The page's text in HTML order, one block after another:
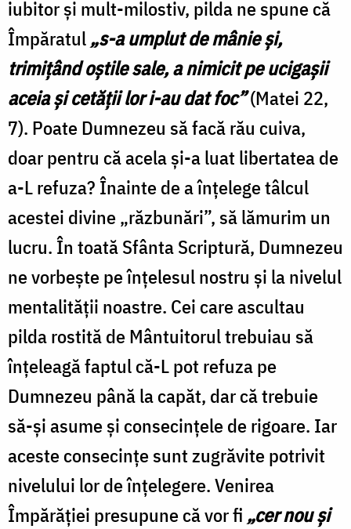
iubitor şi mult-milostiv, pilda ne spune că
Împăratul„s-a umplut de mânie şi,
trimiţând oştile sale, a nimicit pe ucigaşii
aceia şi cetăţii lor i-au dat foc”(Matei 22,
7). Poate Dumnezeu să facă rău cuiva,
doar pentru că acela şi-a luat libertatea de
a-L refuza? Înainte de a înţelege tâlcul
acestei divine „răzbunări”, să lămurim un
lucru. În toată Sfânta Scriptură, Dumnezeu
ne vorbeşte pe înţelesul nostru şi la nivelul
mentalităţii noastre. Cei care ascultau
pilda rostită de Mântuitorul trebuiau să
înţeleagă faptul că-L pot refuza pe
Dumnezeu până la capăt, dar că trebuie
să-şi asume şi consecinţele de rigoare. Iar
aceste consecinţe sunt zugrăvite potrivit
nivelului lor de înţelegere. Venirea
Împărăţiei presupune că vor fi „cer nou şi